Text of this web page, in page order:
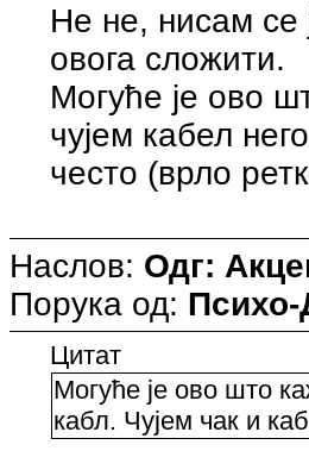
Не не, нисам се
овога сложити.
Могуће је ово
чујем кабел
често (врло
Наслов: Одг:
Порука од: Психо-
Цитат
Могуће је ово што
кабл. Чујем чак и